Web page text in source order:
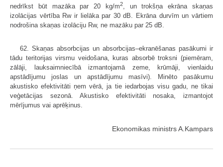
nedrīkst būt mazāka par 20 kg/m2, un trokšņa ekrāna skaņas
izolācijas vērtība Rw ir lielāka par 30 dB. Ekrāna durvīm un vārtiem
nodrošina skaņas izolāciju Rw, ne mazāku par 25 dB.
62. Skaņas absorbcijas un absorbcijas–ekranēšanas pasākumi ir
tādu teritorijas virsmu veidošana, kuras absorbē troksni (piemēram,
zālāji, lauksaimniecībā izmantojamā zeme, krūmāji, vienlaidu
apstādījumu joslas un apstādījumu masīvi). Minēto pasākumu
akustisko efektivitāti ņem vērā, ja tie iedarbojas visu gadu, ne tikai
veģetācijas sezonā. Akustisko efektivitāti nosaka, izmantojot
mērījumus vai aprēķinus.
Ekonomikas ministrs A.Kampars